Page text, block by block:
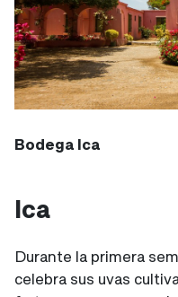
Bodega Ica
Ica
Durante la primera
celebra sus uvas